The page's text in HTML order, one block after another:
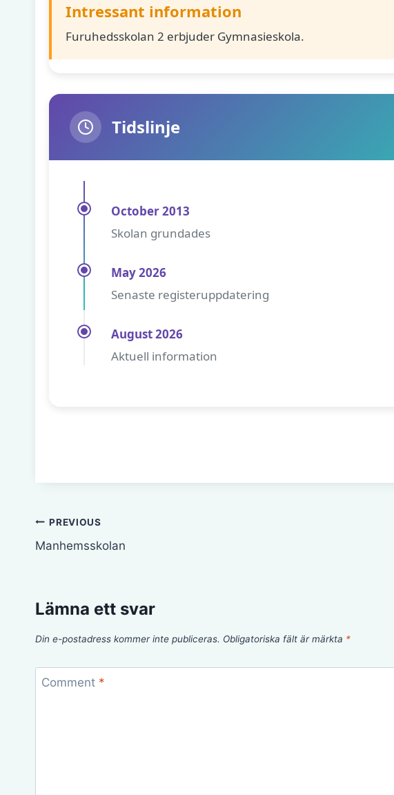
Intressant information
Furuhedsskolan 2 erbjuder Gymnasieskola.
Tidslinje
October 2013
Skolan grundades
May 2026
Senaste registeruppdatering
August 2026
Aktuell information
Inläggsnavigering
PREVIOUS
Manhemsskolan
Lämna ett svar
Din e-postadress kommer inte publiceras. Obligatoriska fält är märkta *
Comment *